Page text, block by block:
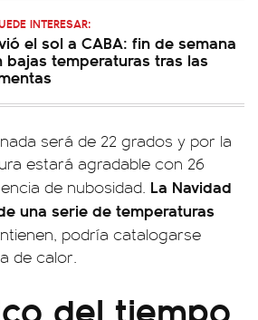
INTERESAR:
el sol a CABA: fin de semana
bajas temperaturas tras las
será de 22 grados y por la
estará agradable con 26
de nubosidad. La Navidad
una serie de temperaturas
podría catalogarse
de calor.
del tiempo